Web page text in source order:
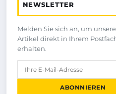
NEWSLETTER
Melden Sie sich an, um
Artikel direkt in Ihrem
erhalten.
ABONNIEREN